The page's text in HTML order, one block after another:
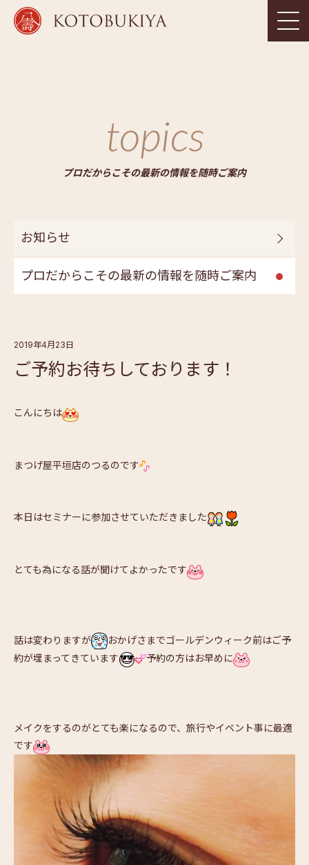
topics
プロだからこその最新の情報を随時ご案内
お知らせ
プロだからこその最新の情報を随時ご案内
2019年4月23日
ご予約お待ちしております！
こんにちは
まつげ屋平垣店のつるのです
本日はセミナーに参加させていただきました
とても為になる話が聞けてよかったです
話は変わりますが
おかげさまでゴールデンウィーク前はご予
約が埋まってきています
予約の方はお早めに
メイクをするのがとても楽になるので、旅行やイベント事に最適
です